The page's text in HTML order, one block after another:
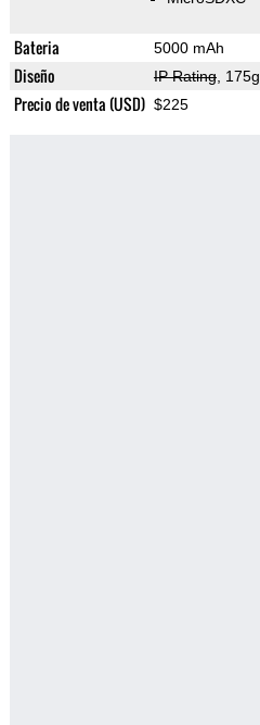
Bateria 5000 mAh
Diseño IP Rating, 175g
Precio de venta (USD) $225